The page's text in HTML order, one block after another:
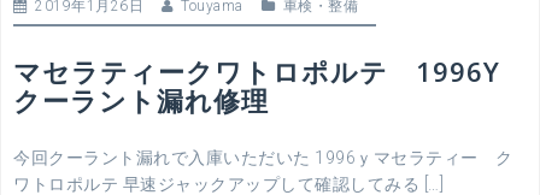
2019年1月26日 Touyama 車検・整備
マセラティークワトロポルテ 1996Y
クーラント漏れ修理
今回クーラント漏れで入庫いただいた 1996ｙマセラティー ク
ワトロポルテ 早速ジャックアップして確認してみる […]